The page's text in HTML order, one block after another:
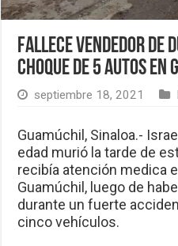
Fallece vendedor de
choque de 5 autos en
septiembre 18, 2021
Guamúchil, Sinaloa.-
edad murió la tarde de
recibía atención medica
Guamúchil, luego de
durante un fuerte
cinco vehículos.